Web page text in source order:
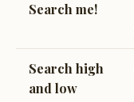
Search me!
Search high
and low